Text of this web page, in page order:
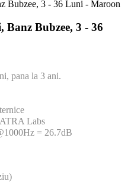
Bubzee, 3 - 36
pana la 3 ani.
Labs
= 26.7dB